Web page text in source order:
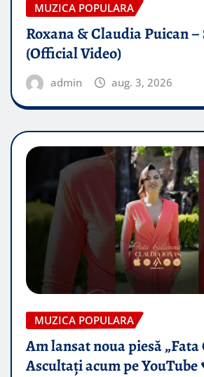
MUZICA POPULARA
Roxana & Claudia Puican
(Official Video)
admin aug. 3, 2026
MUZICA POPULARA
Am lansat noua piesă
Ascultați acum pe YouTube